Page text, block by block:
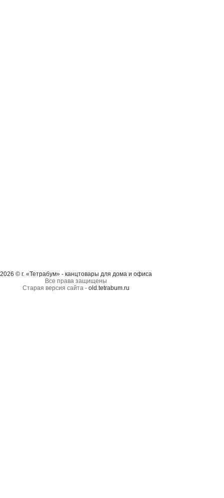
2026 © г. «Тетрабум» - канцтовары для дома и офиса
Все права защищены
Старая версия сайта - old.tetrabum.ru